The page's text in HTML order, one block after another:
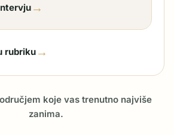
→
rubriku →
koje vas trenutno najviše
zanima.